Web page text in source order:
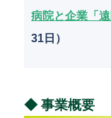
病院と企業「
31日）
◆ 事業概要